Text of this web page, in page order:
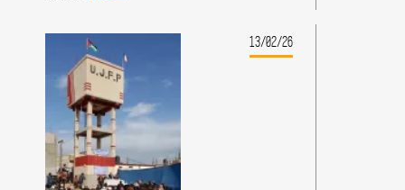
À
FRANCESCA
ALBANESE
13/02/26